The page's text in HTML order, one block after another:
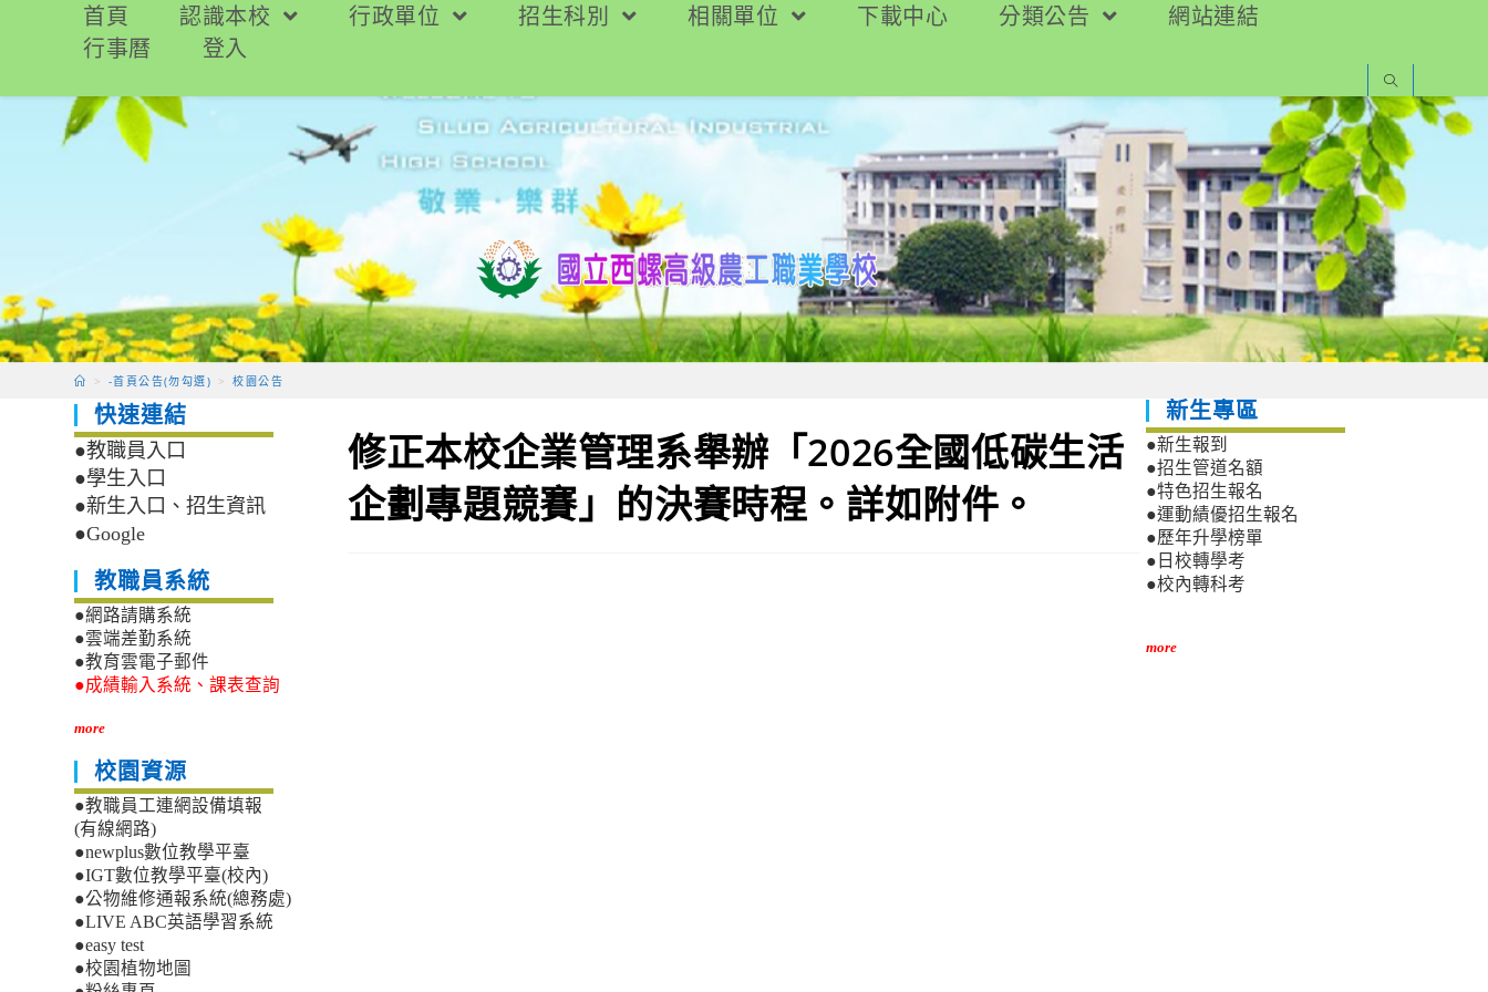
要
首頁 認識本校 行政單位 招生科別 相關單位 下載中心 分類公告
網站連結
行事曆
登入
> -首頁公告(勿勾選) > 校園公告
修正本校企業管理系舉辦「2026全國低碳生活
企劃專題競賽」的決賽時程。詳如附件。
快速連結
●教職員入口
●學生入口
●新生入口、招生資訊
●Google
教職員系統
●網路請購系統
●雲端差勤系統
●教育雲電子郵件
●成績輸入系統、課表查詢
more
校園資源
●教職員工連網設備填報
(有線網路)
●newplus數位教學平臺
●IGT數位教學平臺(校內)
●公物維修通報系統(總務處)
●LIVE ABC英語學習系統
●easy test
●校園植物地圖
新生專區
●新生報到
●招生管道名額
●特色招生報名
●運動績優招生報名
●歷年升學榜單
●日校轉學考
●校內轉科考
more